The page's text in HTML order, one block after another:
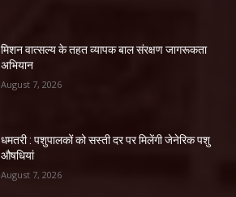
मिशन वात्सल्य के तहत व्यापक बाल संरक्षण जागरूकता
अभियान
August 7, 2026
धमतरी : पशुपालकों को सस्ती दर पर मिलेंगी जेनेरिक पशु
औषधियां
August 7, 2026